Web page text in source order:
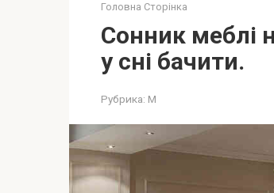
Головна Сторінка
Сонник меблі
у сні бачити.
Рубрика: М